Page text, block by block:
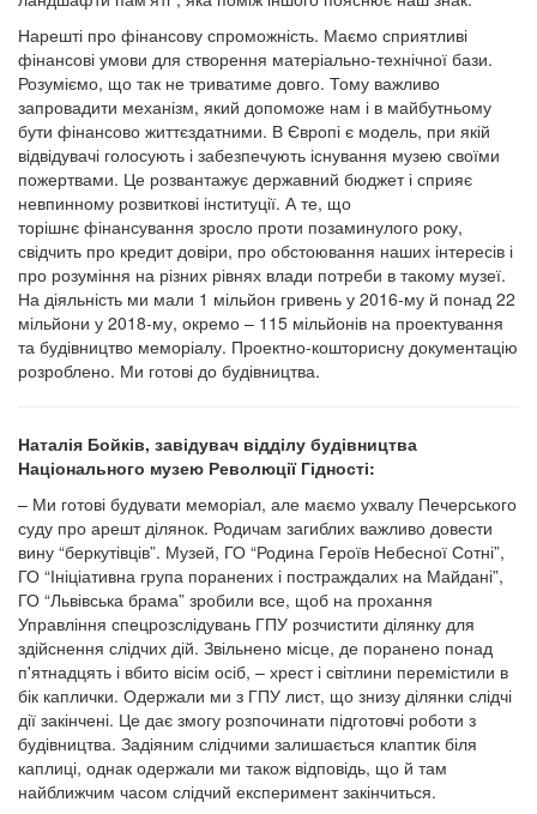
Нарешті про фінансову спроможність. Маємо сприятливі
фінансові умови для створення матеріально-технічної бази.
Розуміємо, що так не триватиме довго. Тому важливо
запровадити механізм, який допоможе нам і в майбутньому
бути фінансово життєздатними. В Європі є модель, при якій
відвідувачі голосують і забезпечують існування музею своїми
пожертвами. Це розвантажує державний бюджет і сприяє
невпинному розвиткові інституції. А те, що
торішнє фінансування зросло проти позаминулого року,
свідчить про кредит довіри, про обстоювання наших інтересів і
про розуміння на різних рівнях влади потреби в такому музеї.
На діяльність ми мали 1 мільйон гривень у 2016-му й понад 22
мільйони у 2018-му, окремо – 115 мільйонів на проектування
та будівництво меморіалу. Проектно-кошторисну документацію
розроблено. Ми готові до будівництва.
Наталія Бойків, завідувач відділу будівництва
Національного музею Революції Гідності:
– Ми готові будувати меморіал, але маємо ухвалу Печерського
суду про арешт ділянок. Родичам загиблих важливо довести
вину “беркутівців”. Музей, ГО “Родина Героїв Небесної Сотні”,
ГО “Ініціативна група поранених і постраждалих на Майдані”,
ГО “Львівська брама” зробили все, щоб на прохання
Управління спецрозслідувань ГПУ розчистити ділянку для
здійснення слідчих дій. Звільнено місце, де поранено понад
п'ятнадцять і вбито вісім осіб, – хрест і світлини перемістили в
бік каплички. Одержали ми з ГПУ лист, що знизу ділянки слідчі
дії закінчені. Це дає змогу розпочинати підготовчі роботи з
будівництва. Задіяним слідчими залишається клаптик біля
каплиці, однак одержали ми також відповідь, що й там
найближчим часом слідчий експеримент закінчиться.